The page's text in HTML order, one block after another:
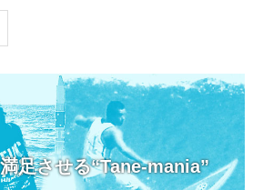
足させる“Tane-mania”